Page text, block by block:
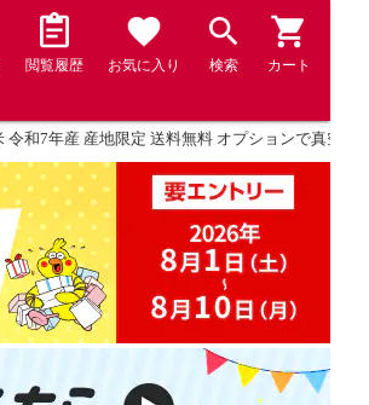
閲覧履歴 お気に入り 検索 カート
令和7年産 産地限定 送料無料 オプションで真空パ